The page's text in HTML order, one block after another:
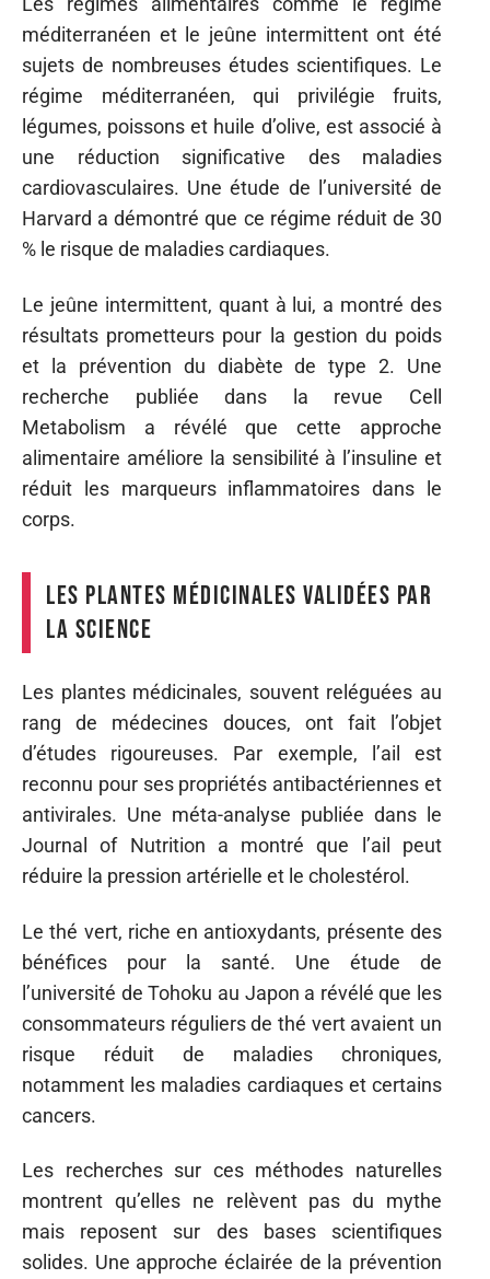
méditerranéen et le jeûne intermittent ont été
sujets de nombreuses études scientifiques. Le
régime méditerranéen, qui privilégie fruits,
légumes, poissons et huile d’olive, est associé à
une réduction significative des maladies
cardiovasculaires. Une étude de l’université de
Harvard a démontré que ce régime réduit de 30
% le risque de maladies cardiaques.
Le jeûne intermittent, quant à lui, a montré des
résultats prometteurs pour la gestion du poids
et la prévention du diabète de type 2. Une
recherche publiée dans la revue Cell
Metabolism a révélé que cette approche
alimentaire améliore la sensibilité à l’insuline et
réduit les marqueurs inflammatoires dans le
corps.
Les plantes médicinales validées par
la science
Les plantes médicinales, souvent reléguées au
rang de médecines douces, ont fait l’objet
d’études rigoureuses. Par exemple, l’ail est
reconnu pour ses propriétés antibactériennes et
antivirales. Une méta-analyse publiée dans le
Journal of Nutrition a montré que l’ail peut
réduire la pression artérielle et le cholestérol.
Le thé vert, riche en antioxydants, présente des
bénéfices pour la santé. Une étude de
l’université de Tohoku au Japon a révélé que les
consommateurs réguliers de thé vert avaient un
risque réduit de maladies chroniques,
notamment les maladies cardiaques et certains
cancers.
Les recherches sur ces méthodes naturelles
montrent qu’elles ne relèvent pas du mythe
mais reposent sur des bases scientifiques
solides. Une approche éclairée de la prévention